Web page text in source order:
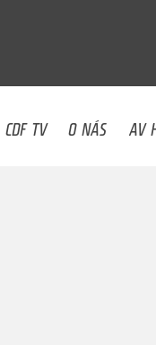
CDF TV O NÁS AV